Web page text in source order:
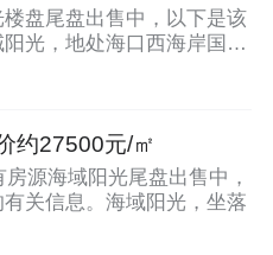
盘尾盘出售中，以下是该
光，地处海口西海岸国际
约27500元/㎡
源海域阳光尾盘出售中，
关信息。海域阳光，坐落